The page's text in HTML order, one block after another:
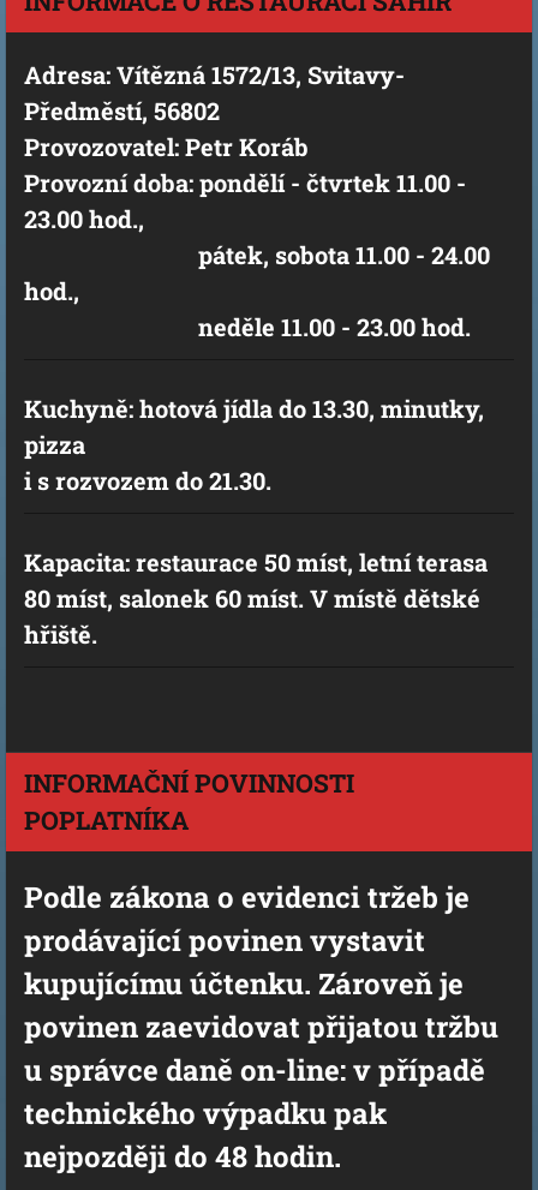
Adresa: Vítězná 1572/13, Svitavy-
Předměstí, 56802
Provozovatel: Petr Koráb
Provozní doba: pondělí - čtvrtek 11.00 -
23.00 hod.,
pátek, sobota 11.00 - 24.00
hod.,
neděle 11.00 - 23.00 hod.
Kuchyně: hotová jídla do 13.30, minutky,
pizza
i s rozvozem do 21.30.
Kapacita: restaurace 50 míst, letní terasa
80 míst, salonek 60 míst. V místě dětské
hřiště.
INFORMAČNÍ POVINNOSTI
POPLATNÍKA
Podle zákona o evidenci tržeb je
prodávající povinen vystavit
kupujícímu účtenku. Zároveň je
povinen zaevidovat přijatou tržbu
u správce daně on-line: v případě
technického výpadku pak
nejpozději do 48 hodin.